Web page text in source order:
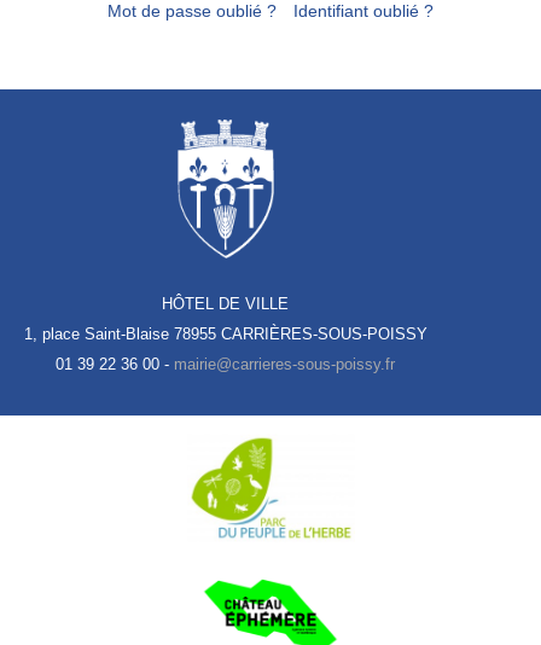
Mot de passe oublié ? Identifiant oublié ?
HÔTEL DE VILLE
1, place Saint-Blaise 78955 CARRIÈRES-SOUS-POISSY
01 39 22 36 00 -